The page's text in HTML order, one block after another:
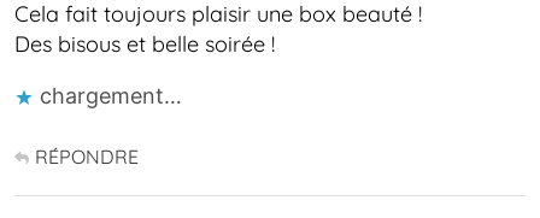
Cela fait toujours plaisir une box beauté !
Des bisous et belle soirée !
chargement…
RÉPONDRE